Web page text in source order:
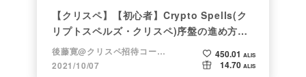
【クリスペ】【初心者】Crypto Spells(ク
リプトスペルズ・クリスペ)序盤の進め方
【NFTゲーム】
後藤寛@クリスペ招待コード→LHiH
2021/10/07
450.01 ALIS
14.70 ALIS